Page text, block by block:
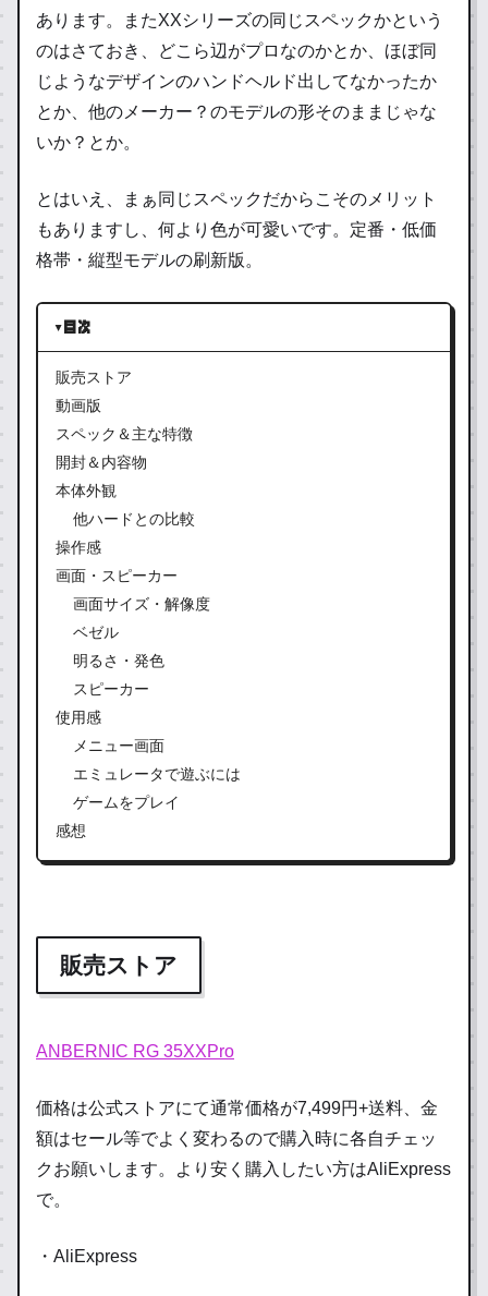
あります。またXXシリーズの同じスペックかという
のはさておき、どこら辺がプロなのかとか、ほぼ同
じようなデザインのハンドヘルド出してなかったか
とか、他のメーカー？のモデルの形そのままじゃな
いか？とか。
とはいえ、まぁ同じスペックだからこそのメリット
もありますし、何より色が可愛いです。定番・低価
格帯・縦型モデルの刷新版。
目次
販売ストア
動画版
スペック＆主な特徴
開封＆内容物
本体外観
他ハードとの比較
操作感
画面・スピーカー
画面サイズ・解像度
ベゼル
明るさ・発色
スピーカー
使用感
メニュー画面
エミュレータで遊ぶには
ゲームをプレイ
感想
販売ストア
ANBERNIC RG 35XXPro
価格は公式ストアにて通常価格が7,499円+送料、金
額はセール等でよく変わるので購入時に各自チェッ
クお願いします。より安く購入したい方はAliExpress
で。
・AliExpress